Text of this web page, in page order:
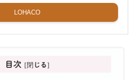
LOHACO
目次